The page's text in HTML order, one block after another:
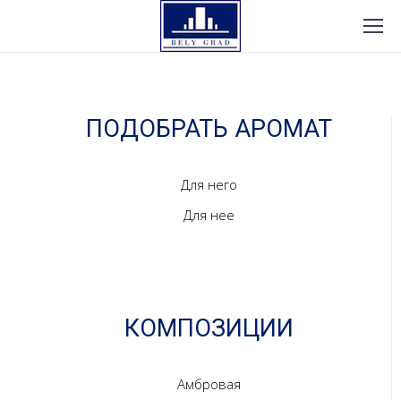
ПОДОБРАТЬ АРОМАТ
Для него
Для нее
КОМПОЗИЦИИ
Амбровая